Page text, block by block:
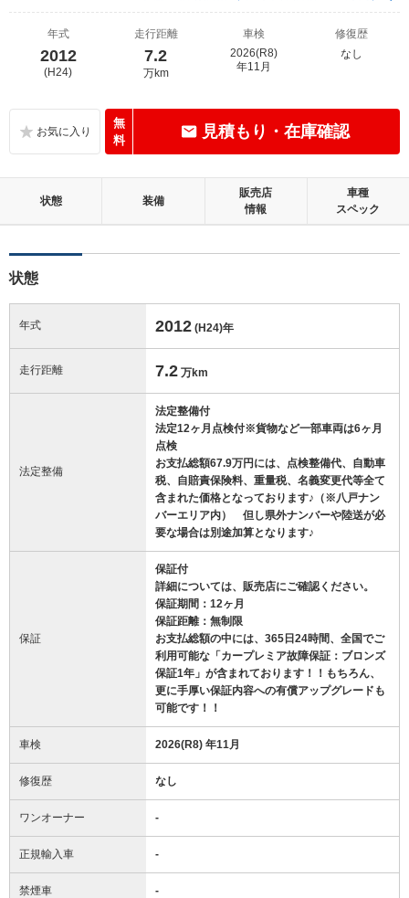
年式
2012
(H24)
走行距離
7.2
万km
車検
2026(R8)
年11月
修復歴
なし
無
料
見積もり・在庫確認
状態 装備
販売店
情報
車種
スペック
状態
年式 2012 (H24)年
走行距離 7.2 万km
法定整備
法定整備付
法定12ヶ月点検付※貨物など一部車両は6ヶ月
点検
お支払総額67.9万円には、点検整備代、自動車
税、自賠責保険料、重量税、名義変更代等全て
含まれた価格となっております♪（※八戸ナン
バーエリア内） 但し県外ナンバーや陸送が必
要な場合は別途加算となります♪
保証
保証付
詳細については、販売店にご確認ください。
保証期間：12ヶ月
保証距離：無制限
お支払総額の中には、365日24時間、全国でご
利用可能な「カープレミア故障保証：ブロンズ
保証1年」が含まれております！！もちろん、
更に手厚い保証内容への有償アップグレードも
可能です！！
車検 2026(R8) 年11月
修復歴 なし
ワンオーナー -
正規輸入車 -
禁煙車 -